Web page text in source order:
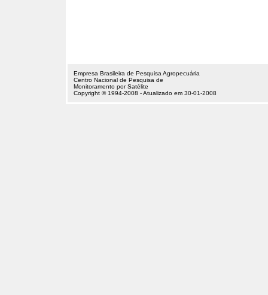
Empresa Brasileira de Pesquisa Agropecuária
Centro Nacional de Pesquisa de
Monitoramento por Satélite
Copyright © 1994-2008 - Atualizado em 30-01-2008